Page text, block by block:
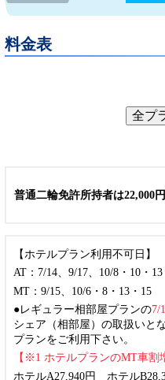
料金表
全プ
普通二輪免許所持者は22,000
【ホテルプラン利用不可日】
AT：7/14、9/17、10/8・10・
MT：9/15、10/6・8・13・15
●レギュラー相部屋プランの7/
シェア（相部屋）の取扱いと
プランをご利用下さい。
【※1 ホテルプランのMT車割
ホテルA27,940円 ホテル